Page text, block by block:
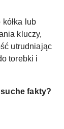
lub
kluczy,
utrudniając
torebki i
fakty?